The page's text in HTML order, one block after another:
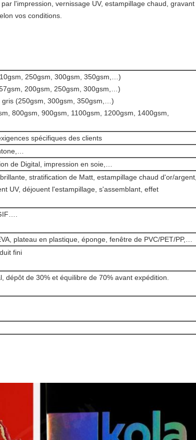
l'impression, vernissage UV, estampillage chaud,
vos conditions.
250gsm, 300gsm, 350gsm,…)
200gsm, 250gsm, 300gsm,…)
gris (250gsm, 300gsm, 350gsm,…)
800gsm, 900gsm, 1100gsm, 1200gsm, 1400gsm,
spécifiques des clients
de Digital, impression en soie,…
stratification de Matt, estampillage chaud d'or/argent,
UV, déjouent l'estampillage, s'assemblant, effet
plateau en plastique, éponge, fenêtre de PVC/PET/PP,…
fini
dépôt de 30% et équilibre de 70% avant expédition.